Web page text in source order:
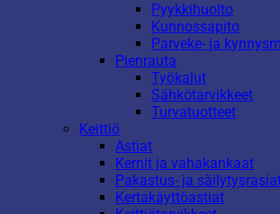
Pyykkihuolto
Kunnossapito
Parveke- ja
Pienrauta
Työkalut
Sähkötarvikkeet
Turvatuotteet
Keittiö
Astiat
Kernit ja vahakankaat
Pakastus- ja
Kertakäyttöastiat